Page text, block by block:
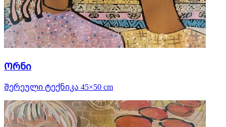
Ორნი
Შერეული ტექნიკა 45×50 cm